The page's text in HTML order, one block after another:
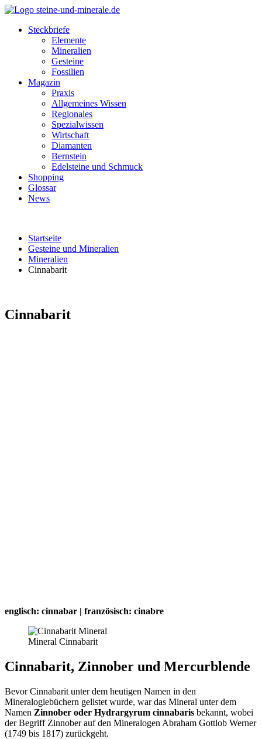
Steckbriefe
Elemente
Mineralien
Gesteine
Fossilien
Magazin
Praxis
Allgemeines Wissen
Regionales
Spezialwissen
Wirtschaft
Diamanten
Bernstein
Edelsteine und Schmuck
Shopping
Glossar
News
Startseite
Gesteine und Mineralien
Mineralien
Cinnabarit
Cinnabarit
englisch: cinnabar | französisch: cinabre
Mineral Cinnabarit
Cinnabarit, Zinnober und Mercurblende
Bevor Cinnabarit unter dem heutigen Namen in den
Mineralogiebüchern gelistet wurde, war das Mineral unter dem
Namen Zinnober oder Hydrargyrum cinnabaris bekannt, wobei
der Begriff Zinnober auf den Mineralogen Abraham Gottlob Werner
(1749 bis 1817) zurückgeht.